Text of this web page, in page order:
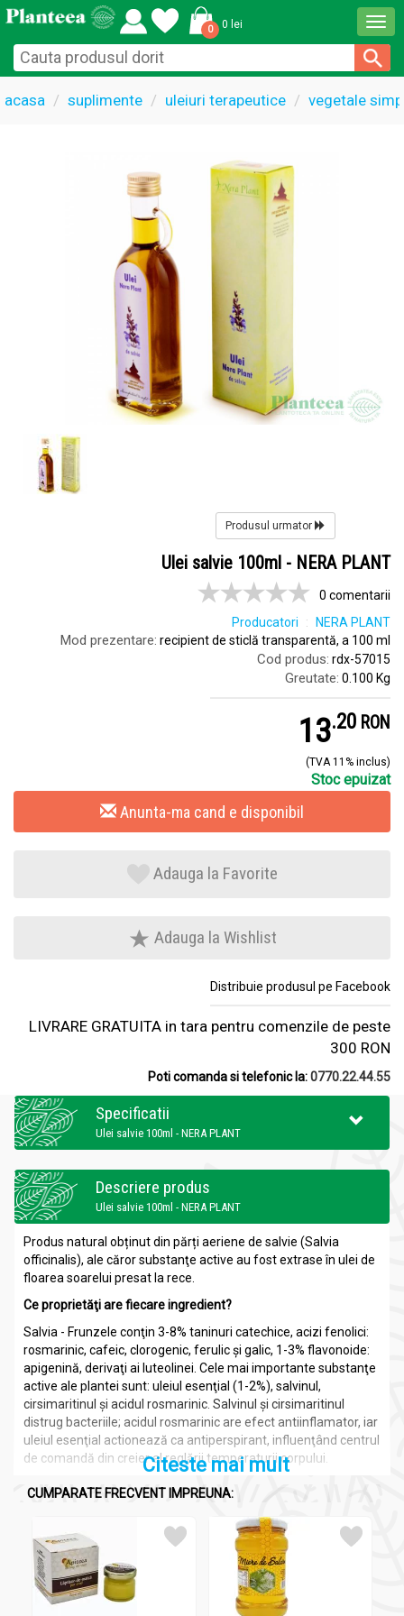
0 0 lei
acasa suplimente uleiuri terapeutice vegetale
Produsul urmator
Ulei salvie 100ml - NERA PLANT
0 comentarii
Producatori
NERA PLANT
Mod prezentare: recipient de sticlă transparentă, a 100 ml
Cod produs: rdx-57015
Greutate: 0.100 Kg
13.2 RON
(TVA 11% inclus)
Stoc epuizat
Anunta-ma cand e disponibil
Adauga la Favorite
Adauga la Wishlist
Distribuie produsul pe Facebook
LIVRARE GRATUITA in tara pentru comenzile de peste
300 RON
Poti comanda si telefonic la:0770.22.44.55
Specificatii
Ulei salvie 100ml - NERA PLANT
Descriere produs
Ulei salvie 100ml - NERA PLANT
Produs natural obținut din părți aeriene de salvie (Salvia
officinalis), ale căror substanţe active au fost extrase în ulei de
floarea soarelui presat la rece.
Ce proprietăţi are fiecare ingredient?
Salvia - Frunzele conţin 3-8% taninuri catechice, acizi fenolici:
rosmarinic, cafeic, clorogenic, ferulic şi galic, 1-3% flavonoide:
apigenină, derivaţi ai luteolinei. Cele mai importante substanţe
active ale plantei sunt: uleiul esenţial (1-2%), salvinul,
cirsimaritinul şi acidul rosmarinic. Salvinul şi cirsimaritinul
distrug bacteriile; acidul rosmarinic are efect antiinflamator, iar
uleiul esenţial actionează ca antiperspirant, influenţând centrul
de comandă din creier al reglării temperaturii corpului.
Datorită compoziţiei chimice complexe a uleiului esenţial şi a
proprietăţi coleretice, carminative, estrogene, antiseptice şi
uşor astringente. Se utilizează ca eupeptic-amar, stimulent în
dispepsii şi atonii gastro-intestinale, colagog şi în disfuncţii
ovariene.
Uleiul de floarea soarelui presat la rece este foarte bogat în
Citeste mai mult
CUMPARATE FRECVENT IMPREUNA: